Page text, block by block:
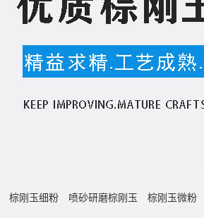
棕刚玉细粉 喷砂研磨棕刚玉 棕刚玉微粉